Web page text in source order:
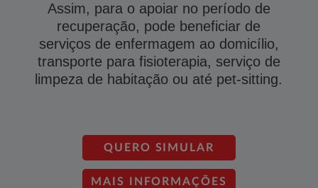
Assim, para o apoiar no período de
recuperação, pode beneficiar de
serviços de enfermagem ao domicílio,
transporte para fisioterapia, serviço de
limpeza de habitação ou até pet-sitting.​
QUERO SIMULAR
MAI​S INFORMAÇÕES